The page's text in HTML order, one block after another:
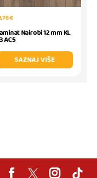
€
Nairobi 12 mm KL
AC5
SAZNAJ VIŠE